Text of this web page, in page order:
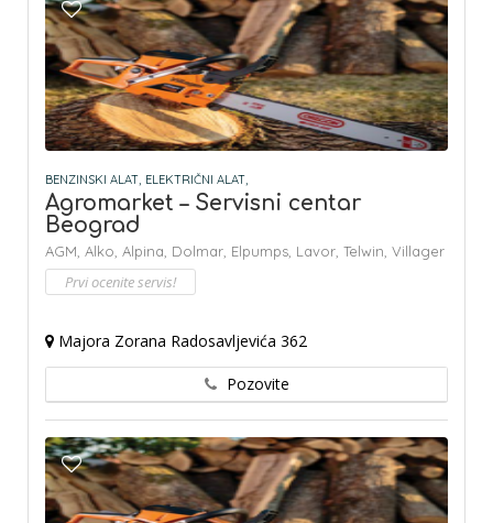
BENZINSKI ALAT, ELEKTRIČNI ALAT,
Agromarket – Servisni centar
Beograd
AGM, Alko, Alpina, Dolmar, Elpumps, Lavor, Telwin, Villager
Prvi ocenite servis!
Majora Zorana Radosavljevića 362
Pozovite